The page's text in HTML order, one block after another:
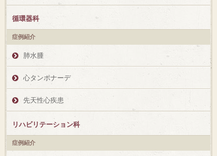
循環器科
症例紹介
肺水腫
心タンポナーデ
先天性心疾患
リハビリテーション科
症例紹介